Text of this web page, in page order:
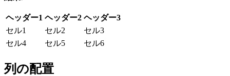
ヘッダー1 ヘッダー2 ヘッダー3
セル1
セル2
セル3
セル4
セル5 セル6
列の配置